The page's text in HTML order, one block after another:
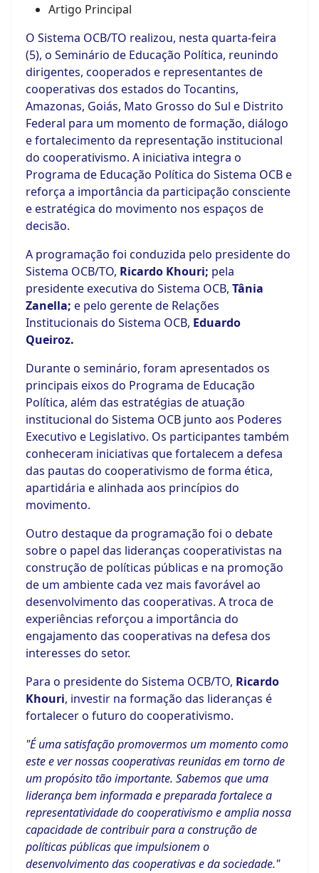
Artigo Principal
O Sistema OCB/TO realizou, nesta quarta-feira
(5), o Seminário de Educação Política, reunindo
dirigentes, cooperados e representantes de
cooperativas dos estados do Tocantins,
Amazonas, Goiás, Mato Grosso do Sul e Distrito
Federal para um momento de formação, diálogo
e fortalecimento da representação institucional
do cooperativismo. A iniciativa integra o
Programa de Educação Política do Sistema OCB e
reforça a importância da participação consciente
e estratégica do movimento nos espaços de
decisão.
A programação foi conduzida pelo presidente do
Sistema OCB/TO, Ricardo Khouri; pela
presidente executiva do Sistema OCB, Tânia
Zanella; e pelo gerente de Relações
Institucionais do Sistema OCB, Eduardo
Queiroz.
Durante o seminário, foram apresentados os
principais eixos do Programa de Educação
Política, além das estratégias de atuação
institucional do Sistema OCB junto aos Poderes
Executivo e Legislativo. Os participantes também
conheceram iniciativas que fortalecem a defesa
das pautas do cooperativismo de forma ética,
apartidária e alinhada aos princípios do
movimento.
Outro destaque da programação foi o debate
sobre o papel das lideranças cooperativistas na
construção de políticas públicas e na promoção
de um ambiente cada vez mais favorável ao
desenvolvimento das cooperativas. A troca de
experiências reforçou a importância do
engajamento das cooperativas na defesa dos
interesses do setor.
Para o presidente do Sistema OCB/TO, Ricardo
Khouri, investir na formação das lideranças é
fortalecer o futuro do cooperativismo.
"É uma satisfação promovermos um momento como
este e ver nossas cooperativas reunidas em torno de
um propósito tão importante. Sabemos que uma
liderança bem informada e preparada fortalece a
representatividade do cooperativismo e amplia nossa
capacidade de contribuir para a construção de
políticas públicas que impulsionem o
desenvolvimento das cooperativas e da sociedade."